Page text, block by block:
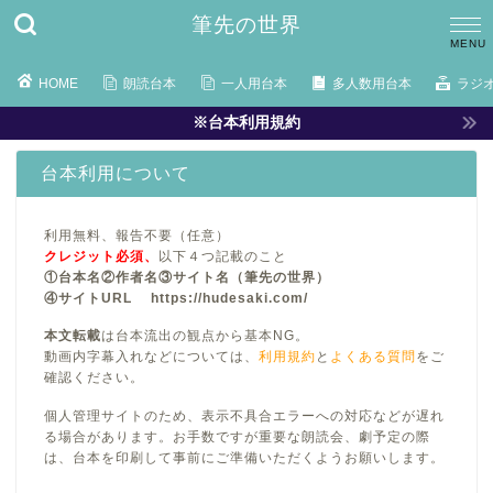
筆先の世界
HOME 朗読台本 一人用台本 多人数用台本 ラジ
※台本利用規約
台本利用について
利用無料、報告不要（任意）
クレジット必須、
以下４つ記載のこと
①台本名②作者名③サイト名（筆先の世界）
④サイトURL https://hudesaki.com/
本文転載は台本流出の観点から基本NG。
動画内字幕入れなどについては、 利用規約 と よくある質問 をご
確認ください。
個人管理サイトのため、表示不具合エラーへの対応などが遅れ
る場合があります。お手数ですが重要な朗読会、劇予定の際
は、台本を印刷して事前にご準備いただくようお願いします。